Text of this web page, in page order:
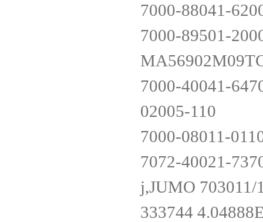
7000-88041-
7000-89501-
7000-40041-
02005-110
7000-08011-
7072-40021-
j,JUMO
333744